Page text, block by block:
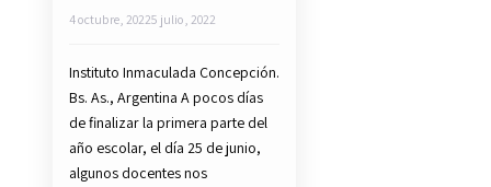
4 octubre, 20225 julio, 2022
Instituto Inmaculada Concepción.
Bs. As., Argentina A pocos días
de finalizar la primera parte del
año escolar, el día 25 de junio,
algunos docentes nos